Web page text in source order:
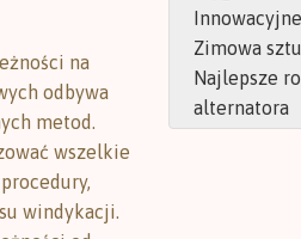
na
odbywa
metod.
wszelkie
windykacji.
Zimowa
Najlepsze
alternatora